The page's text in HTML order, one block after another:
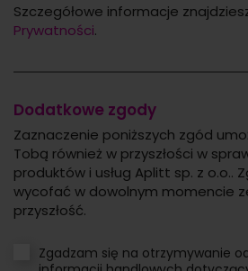
Szczegółowe informacje
Prywatności.
Dodatkowe zgody
Zaznaczenie poniższych zgód
Tobą również w przyszłości w
produktów i usług Aplitt sp. z o.o..
wycofać w dowolnym momencie
przyszłość.
Zgadzam się na otrzymywanie